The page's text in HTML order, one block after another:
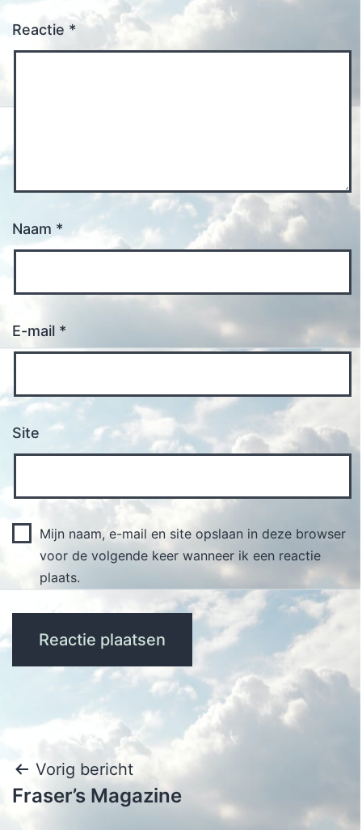
Reactie *
Naam *
E-mail *
Site
Mijn naam, e-mail en site opslaan in deze browser
voor de volgende keer wanneer ik een reactie
plaats.
Bericht
navigatie
Vorig bericht
Fraser’s Magazine